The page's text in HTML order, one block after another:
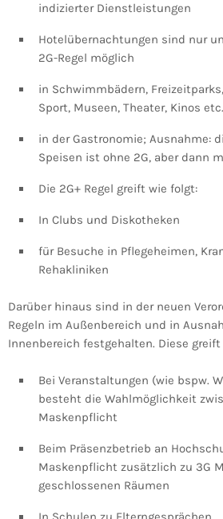
indizierter Dienstleistungen
Hotelübernachtungen sind nur
2G-Regel möglich
in Schwimmbädern,
Sport, Museen, Theater, Kinos etc.
in der Gastronomie; Ausnahme:
Speisen ist ohne 2G, aber dann
Die 2G+ Regel greift wie folgt:
In Clubs und Diskotheken
für Besuche in Pflegeheimen,
Rehakliniken
Darüber hinaus sind in der neuen
Regeln im Außenbereich und in
Innenbereich festgehalten. Diese
Bei Veranstaltungen (wie bspw.
besteht die Wahlmöglichkeit
Maskenpflicht
Beim Präsenzbetrieb an
Maskenpflicht zusätzlich zu 3G
geschlossenen Räumen